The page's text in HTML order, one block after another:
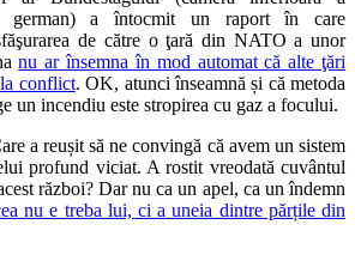
german) a întocmit un raport în care
de către o ţară din NATO a unor
nu ar însemna în mod automat că alte ţări
conflict. OK, atunci înseamnă și că metoda
un incendiu este stropirea cu gaz a focului.
a reușit să ne convingă că avem un sistem
profund viciat. A rostit vreodată cuvântul
război? Dar nu ca un apel, ca un îndemn
nu e treba lui, ci a uneia dintre părțile din